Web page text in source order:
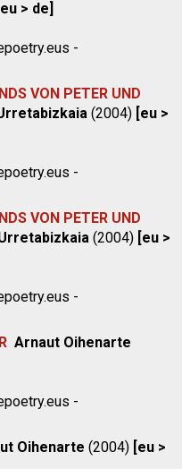
> de]
-
VON PETER UND
(2004) [eu >
-
VON PETER UND
(2004) [eu >
-
Arnaut Oihenarte
-
Oihenarte (2004) [eu >